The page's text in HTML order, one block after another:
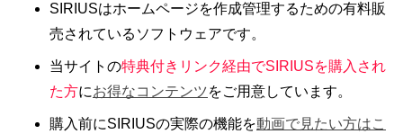
SIRIUSはホームページを作成管理するための有料販
売されているソフトウェアです。
当サイトの特典付きリンク経由でSIRIUSを購入され
た方にお得なコンテンツをご用意しています。
購入前にSIRIUSの実際の機能を動画で見たい方はこ